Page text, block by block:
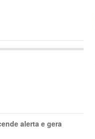
alerta e gera